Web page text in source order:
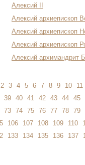
Алексий II
Алексий архиепископ
Алексий архиепископ
Алексий архиепископ
Алексий архимандрит
2 3 4 5 6 7 8 9 10 11
39 40 41 42 43 44 45
73 74 75 76 77 78 79
106 107 108 109 110
133 134 135 136 137